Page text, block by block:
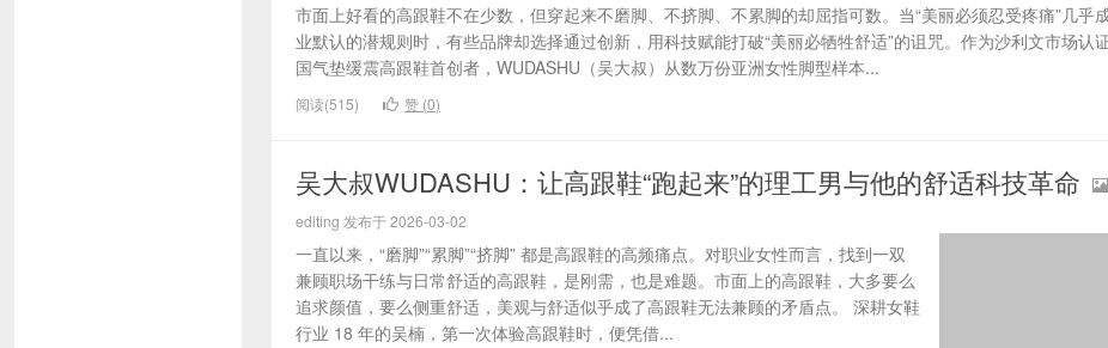
市面上好看的高跟鞋不在少数，但穿起来不磨脚、不挤脚、不累脚的却屈指可数。当“美丽必须忍受疼痛”几乎
业默认的潜规则时，有些品牌却选择通过创新，用科技赋能打破“美丽必牺牲舒适”的诅咒。作为沙利文市场认
国气垫缓震高跟鞋首创者，WUDASHU（吴大叔）从数万份亚洲女性脚型样本...
阅读(515) 赞 (0)
吴大叔WUDASHU：让高跟鞋“跑起来”的理工男与他的舒适科技革命
editing 发布于 2026-03-02
一直以来，“磨脚”“累脚”“挤脚” 都是高跟鞋的高频痛点。对职业女性而言，找到一双
兼顾职场干练与日常舒适的高跟鞋，是刚需，也是难题。市面上的高跟鞋，大多要么
追求颜值，要么侧重舒适，美观与舒适似乎成了高跟鞋无法兼顾的矛盾点。 深耕女鞋
行业 18 年的吴楠，第一次体验高跟鞋时，便凭借...